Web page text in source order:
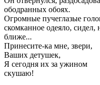
ободранных обоях.
Огромные пучеглазые
скомканное одеяло,
ближе...
Принесите-ка мне, звери,
Ваших детушек,
Я сегодня их за ужином
скушаю!